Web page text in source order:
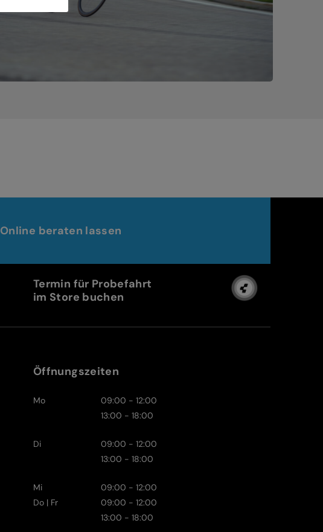
Online beraten lassen
Termin für Probefahrt
im Store buchen
Öffnungszeiten
Mo
09:00 - 12:00
13:00 - 18:00
Di
09:00 - 12:00
13:00 - 18:00
Mi
09:00 - 12:00
Do | Fr
09:00 - 12:00
13:00 - 18:00